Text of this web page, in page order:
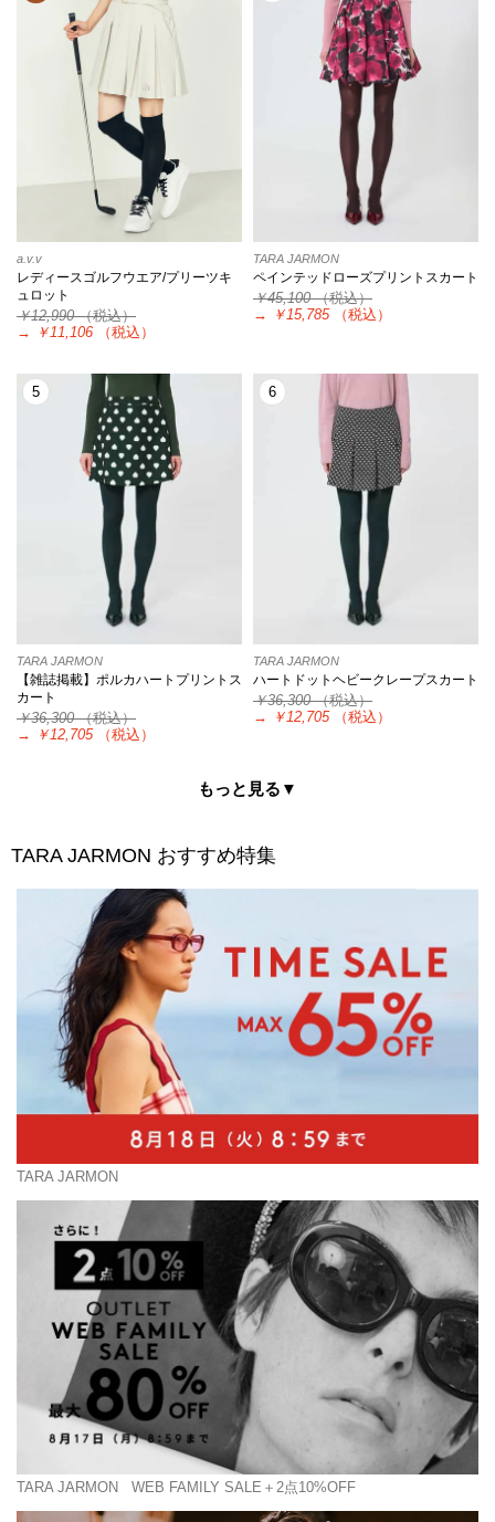
a.v.v
レディースゴルフウエア/プリーツキ
ュロット
￥12,990（税込）
→
￥11,106 （税込）
TARA JARMON
ペインテッドローズプリントスカート
￥45,100（税込）
→
￥15,785 （税込）
5
TARA JARMON
【雑誌掲載】ポルカハートプリントス
カート
￥36,300（税込）
→
￥12,705 （税込）
6
TARA JARMON
ハートドットヘビークレープスカート
￥36,300（税込）
→
￥12,705 （税込）
もっと見る▼
TARA JARMON おすすめ特集
TARA JARMON
TARA JARMON WEB FAMILY SALE＋2点10%OFF